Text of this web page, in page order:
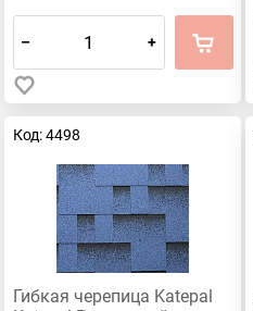
– +
Код: 4498
Гибкая черепица Katepal